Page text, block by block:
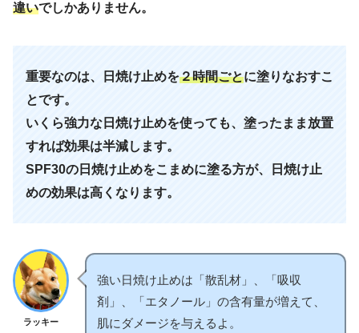
違いでしかありません。
重要なのは、日焼け止めを２時間ごとに塗りなおすこ
とです。
いくら強力な日焼け止めを使っても、塗ったまま放置
すれば効果は半減します。
SPF30の日焼け止めをこまめに塗る方が、日焼け止
めの効果は高くなります。
ラッキー
強い日焼け止めは「散乱材」、「吸収
剤」、「エタノール」の含有量が増えて、
肌にダメージを与えるよ。